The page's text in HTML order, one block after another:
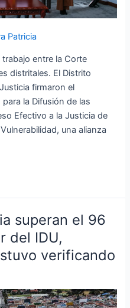
Patricia
trabajo entre la Corte
distritales. El Distrito
firmaron el
la Difusión de las
Efectivo a la Justicia de
una alianza
superan el 96
del IDU,
verificando